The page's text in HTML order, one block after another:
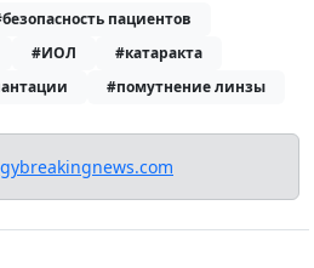
пациентов
#ИОЛ
#катаракта
#помутнение линзы